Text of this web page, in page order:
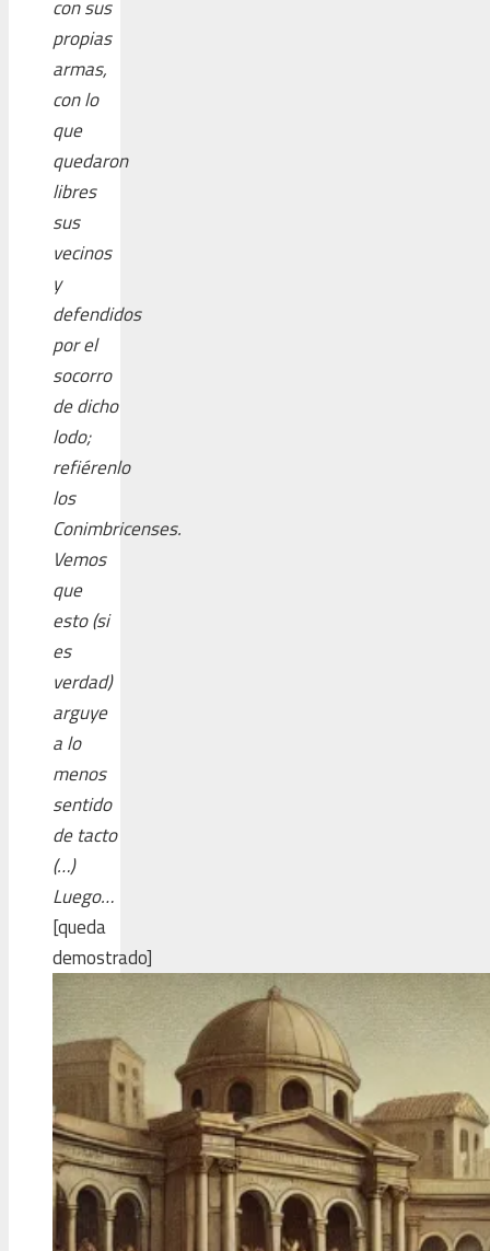
con sus
propias
armas,
con lo
que
quedaron
libres
sus
vecinos
y
defendidos
por el
socorro
de dicho
lodo;
refiérenlo
los
Conimbricenses.
Vemos
que
esto (si
es
verdad)
arguye
a lo
menos
sentido
de tacto
(…)
Luego…
[queda
demostrado]